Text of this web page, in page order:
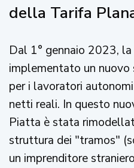
della Tarifa
Dal 1° gennaio 2023, la
implementato un
per i lavoratori
netti reali. In questo
Piatta è stata
struttura dei "tramos"
un imprenditore